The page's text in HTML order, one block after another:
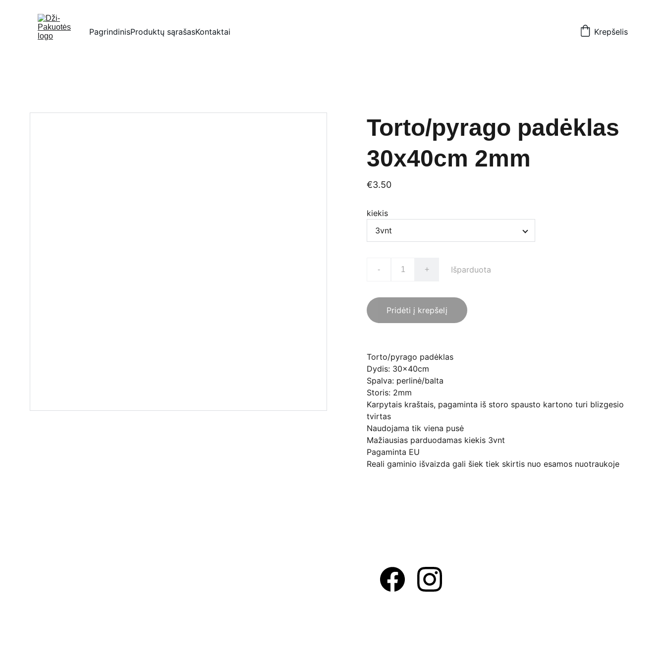
PagrindinisProduktų sąrašasKontaktai Krepšelis
Torto/pyrago padėklas
30x40cm 2mm
€3.50
kiekis
- + Išparduota
Pridėti į krepšelį
Torto/pyrago padėklas
Dydis: 30x40cm
Spalva: perlinė/balta
Storis: 2mm
Karpytais kraštais, pagaminta iš storo spausto kartono turi blizgesio
tvirtas
Naudojama tik viena pusė
Mažiausias parduodamas kiekis 3vnt
Pagaminta EU
Reali gaminio išvaizda gali šiek tiek skirtis nuo esamos nuotraukoje